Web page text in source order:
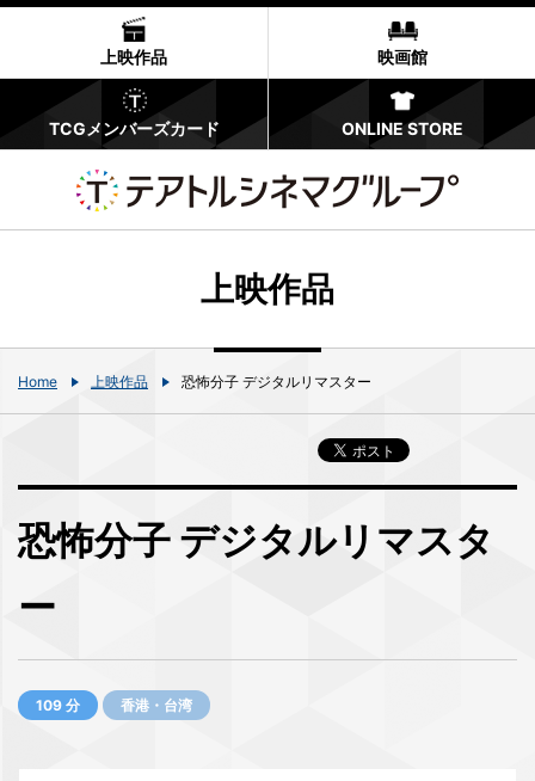
上映作品 映画館
TCGメンバーズカード ONLINE STORE
上映作品
Home 上映作品 恐怖分子 デジタルリマスター
恐怖分子 デジタルリマスタ
ー
109 分 香港・台湾